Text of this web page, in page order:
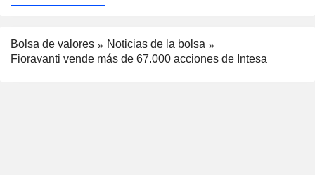
Bolsa de valores
Noticias de la bolsa
Fioravanti vende más de 67.000 acciones de Intesa